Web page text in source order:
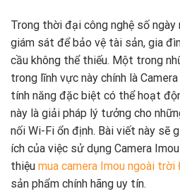
Trong thời đại công nghệ số ngày
giám sát để bảo vệ tài sản, gia
cầu không thể thiếu. Một trong
trong lĩnh vực này chính là
tính năng đặc biệt có thể hoạt
này là giải pháp lý tưởng cho
nối Wi-Fi ổn định. Bài viết này sẽ
ích của việc sử dụng Camera
thiệu mua camera Imou ngoài trời
sản phẩm chính hãng uy tín.